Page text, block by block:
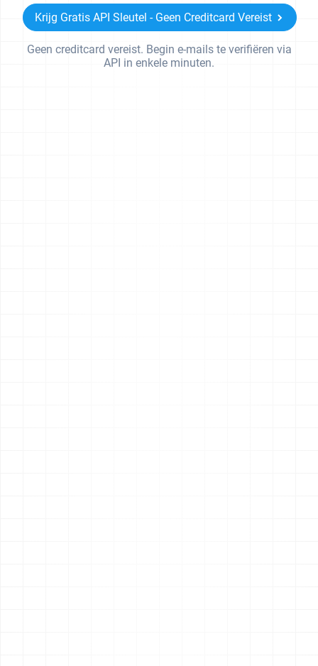
Krijg Gratis API Sleutel - Geen Creditcard Vereist
Geen creditcard vereist. Begin e-mails te verifiëren via
API in enkele minuten.